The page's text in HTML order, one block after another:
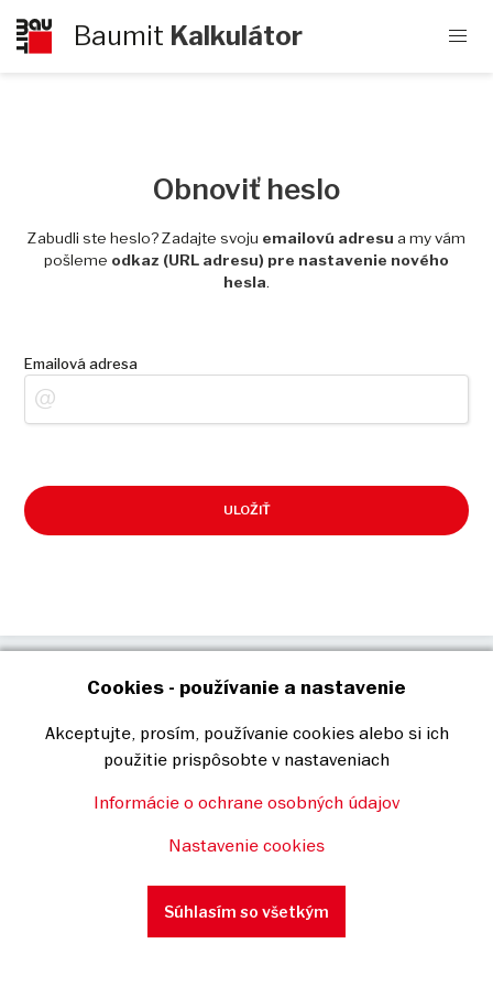
Baumit Kalkulátor
Obnoviť heslo
Zabudli ste heslo? Zadajte svoju emailovú adresu a my vám
pošleme odkaz (URL adresu) pre nastavenie nového
hesla.
Emailová adresa
ULOŽIŤ
O nás
Kontakt Podmienky používania
Cookies - používanie a nastavenie
Akceptujte, prosím, používanie cookies alebo si ich
použitie prispôsobte v nastaveniach
Informácie o ochrane osobných údajov
Nastavenie cookies
Súhlasím so všetkým